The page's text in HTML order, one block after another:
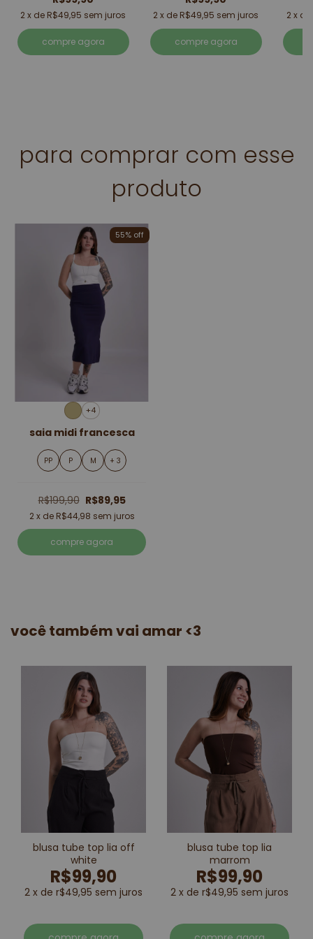
2 x de R$49,95 sem juros
compre agora
2 x de R$49,95 sem juros
compre agora
2x de
para comprar com esse
produto
55% off
+4
saia midi francesca
PP P M + 3
R$199,90 R$89,95
2 x de R$44,98 sem juros
compre agora
você também vai amar <3
blusa tube top lia off
white
R$99,90
2 x de r$49,95 sem juros
blusa tube top lia
marrom
R$99,90
2 x de r$49,95 sem juros